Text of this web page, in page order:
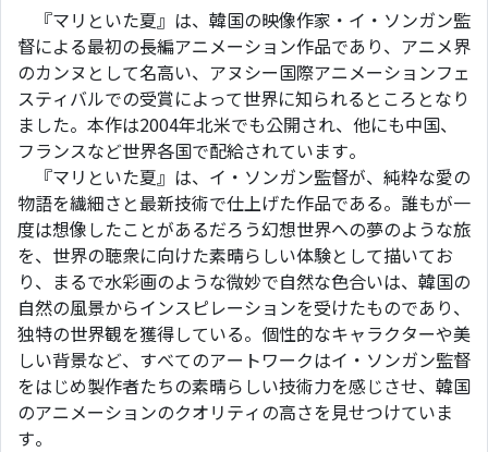
『マリといた夏』は、韓国の映像作家・イ・ソンガン監
督による最初の長編アニメーション作品であり、アニメ界
のカンヌとして名高い、アヌシー国際アニメーションフェ
スティバルでの受賞によって世界に知られるところとなり
ました。本作は2004年北米でも公開され、他にも中国、
フランスなど世界各国で配給されています。
『マリといた夏』は、イ・ソンガン監督が、純粋な愛の
物語を繊細さと最新技術で仕上げた作品である。誰もが一
度は想像したことがあるだろう幻想世界への夢のような旅
を、世界の聴衆に向けた素晴らしい体験として描いてお
り、まるで水彩画のような微妙で自然な色合いは、韓国の
自然の風景からインスピレーションを受けたものであり、
独特の世界観を獲得している。個性的なキャラクターや美
しい背景など、すべてのアートワークはイ・ソンガン監督
をはじめ製作者たちの素晴らしい技術力を感じさせ、韓国
のアニメーションのクオリティの高さを見せつけていま
す。